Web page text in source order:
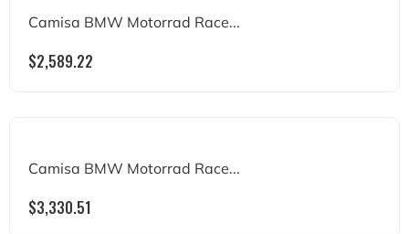
Camisa BMW Motorrad Race...
$2,589.22
Camisa BMW Motorrad Race...
$3,330.51